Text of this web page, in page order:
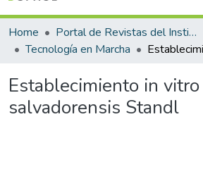
Home
Portal de Revistas del Instituto Tecnológico de Costa Rica
Tecnología en Marcha
Establecimiento in
salvadorensis Standl